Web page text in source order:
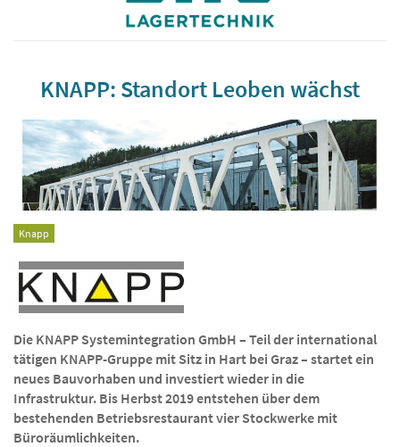
KNAPP: Standort Leoben wächst
Knapp
Die KNAPP Systemintegration GmbH – Teil der international
tätigen KNAPP-Gruppe mit Sitz in Hart bei Graz – startet ein
neues Bauvorhaben und investiert wieder in die
Infrastruktur. Bis Herbst 2019 entstehen über dem
bestehenden Betriebsrestaurant vier Stockwerke mit
Büroräumlichkeiten.